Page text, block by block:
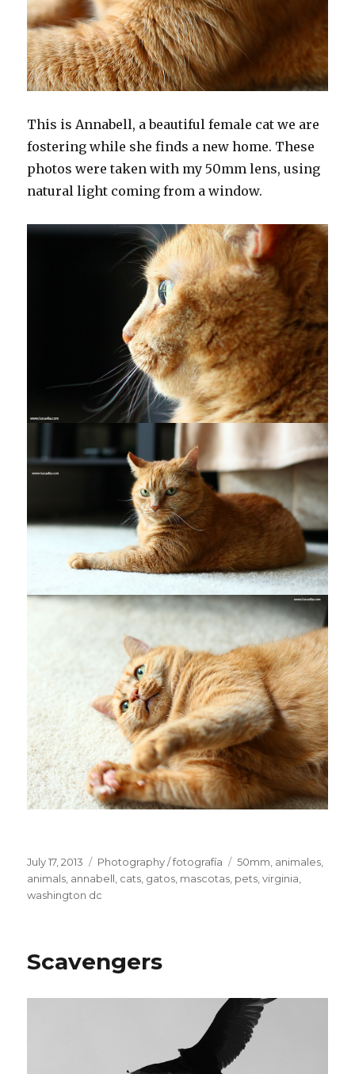
This is Annabell, a beautiful female cat we are
fostering while she finds a new home. These
photos were taken with my 50mm lens, using
natural light coming from a window.
Posted
on
July 17, 2013 Categories
Photography / fotografía Tags
50mm, animales,
animals, annabell, cats, gatos, mascotas, pets,virginia,
washington dc
Scavengers